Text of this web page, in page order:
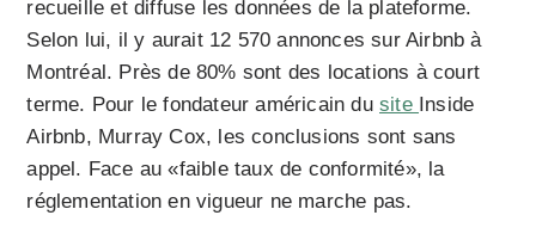
recueille et diffuse les données de la plateforme.
Selon lui, il y aurait 12 570 annonces sur Airbnb à
Montréal. Près de 80% sont des locations à court
terme. Pour le fondateur américain dusite Inside
Airbnb, Murray Cox, les conclusions sont sans
appel. Face au «faible taux de conformité», la
réglementation en vigueur ne marche pas.